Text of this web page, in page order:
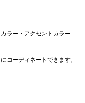
ラー・アクセントカラー
コーディネートできます。